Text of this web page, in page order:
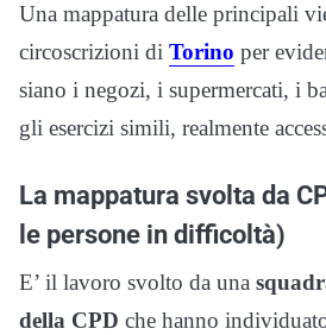
Una mappatura delle principali
circoscrizioni di Torino per
siano i negozi, i supermercati, i
gli esercizi simili, realmente
La mappatura svolta da
le persone in difficoltà)
E’ il lavoro svolto da una
della CPD che hanno